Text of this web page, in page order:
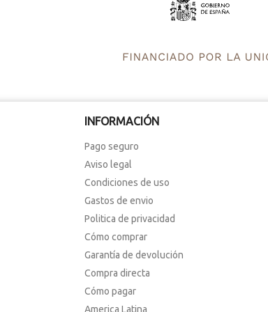
INFORMACIÓN
Pago seguro
Aviso legal
Condiciones de uso
Gastos de envio
Politica de privacidad
Cómo comprar
Garantía de devolución
Compra directa
Cómo pagar
America Latina